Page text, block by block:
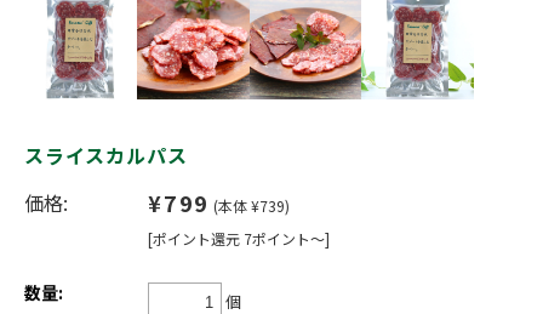
スライスカルパス
価格:
¥799 (本体 ¥739)
[ポイント還元 7ポイント～]
数量: 個